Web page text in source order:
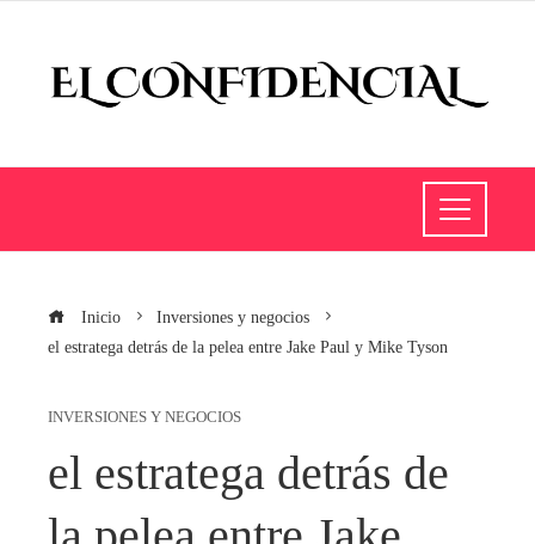
Inicio
Inversiones y negocios
el estratega detrás de la pelea entre Jake Paul y Mike Tyson
INVERSIONES Y NEGOCIOS
el estratega detrás de